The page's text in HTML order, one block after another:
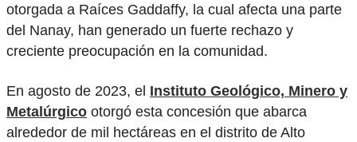
otorgada a Raíces Gaddaffy, la cual afecta una parte
del Nanay, han generado un fuerte rechazo y
creciente preocupación en la comunidad.
En agosto de 2023, el Instituto Geológico, Minero y
Metalúrgico otorgó esta concesión que abarca
alrededor de mil hectáreas en el distrito de Alto